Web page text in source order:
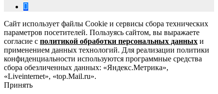
Сайт использует файлы Cookie и сервисы сбора технических
параметров посетителей. Пользуясь сайтом, вы выражаете
согласие с политикой обработки персональных данных и
применением данных технологий. Для реализации политики
конфиденциальности используются программные средства
сбора обезличенных данных: «Яндекс.Метрика»,
«Liveinternet», «top.Mail.ru».
Принять